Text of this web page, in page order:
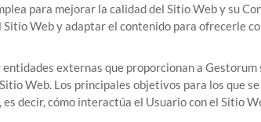
para mejorar la calidad del Sitio Web y su
Web y adaptar el contenido para ofrecerle
externas que proporcionan aGestorum
Web. Los principales objetivos para los que
decir, cómo interactúa el Usuario con el Sitio